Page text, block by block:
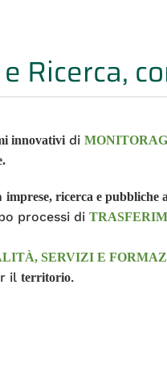
Ricerca,
innovatividi
imprese, ricerca e pubbliche
processi di
SERVIZI E
il territorio.